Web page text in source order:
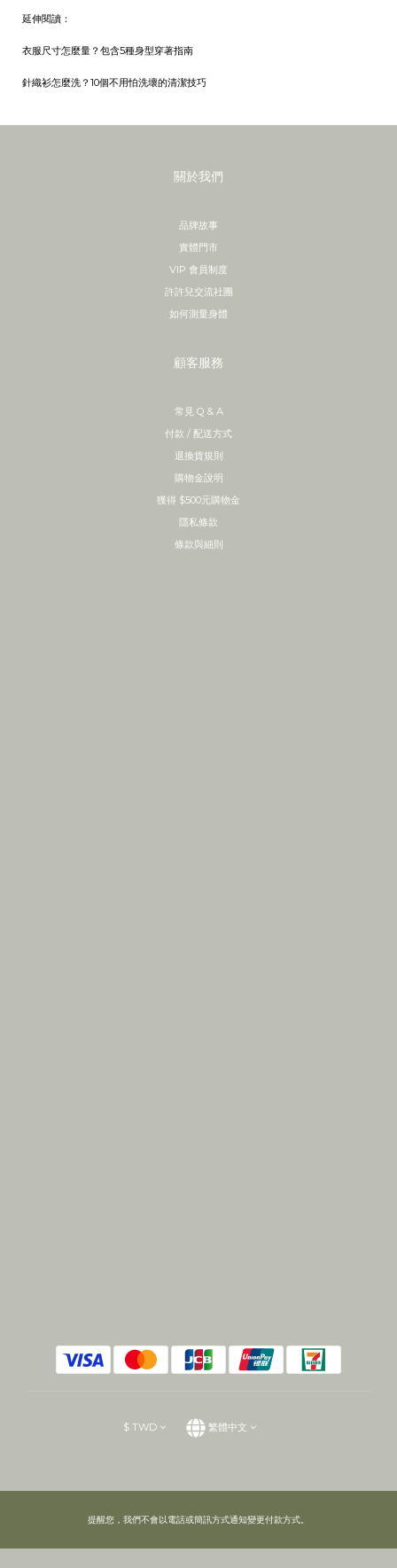
延伸閱讀：
衣服尺寸怎麼量？包含5種身型穿著指南
針織衫怎麼洗？10個不用怕洗壞的清潔技巧
關於我們
品牌故事
實體門市
VIP 會員制度
許許兒交流社團
如何測量身體
顧客服務
常見 Q & A
付款 / 配送方式
退換貨規則
購物金說明
獲得 $500元購物金
隱私條款
條款與細則
$ TWD 繁體中文
提醒您，我們不會以電話或簡訊方式通知變更付款方式。